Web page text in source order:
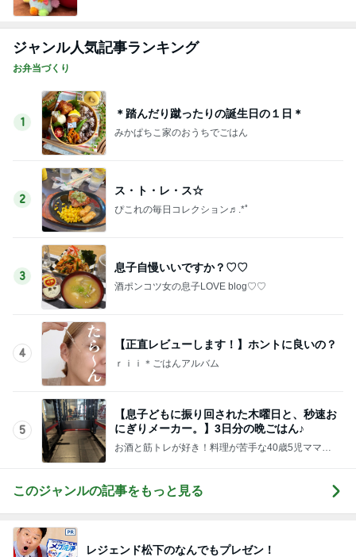
ジャンル人気記事ランキング
お弁当づくり
1
＊踏んだり蹴ったりの誕生日の１日＊
みかぱちこ家のおうちでごはん
2
ス・ト・レ・ス☆
ぴこれの毎日コレクション♬.*ﾟ
3
息子自慢いいですか？♡♡
酒ポンコツ女の息子LOVE blog♡♡
4
【正直レビューします！】ホントに良いの？
ｒｉｉ＊ごはんアルバム
5
【息子どもに振り回された木曜日と、秒速お
にぎりメーカー。】3日分の晩ごはん♪
お酒と筋トレが好き！料理が苦手な40歳5児ママ主
このジャンルの記事をもっと見る
レジェンド松下のなんでもプレゼン！